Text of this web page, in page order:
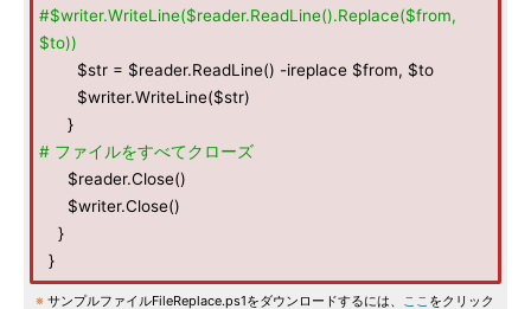
#$writer.WriteLine($reader.ReadLine().Replace($from,
$to))
$str = $reader.ReadLine() -ireplace $from, $to
$writer.WriteLine($str)
}
# ファイルをすべてクローズ
$reader.Close()
$writer.Close()
}
}
※ サンプルファイルFileReplace.ps1をダウンロードするには、 ここ をクリック